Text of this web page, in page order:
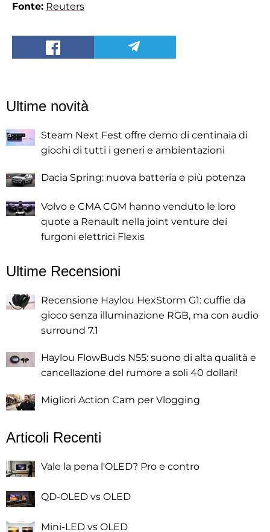
Fonte: Reuters
Ultime novità
Steam Next Fest offre demo di centinaia di
giochi di tutti i generi e ambientazioni
Dacia Spring: nuova batteria e più potenza
Volvo e CMA CGM hanno venduto le loro
quote a Renault nella joint venture dei
furgoni elettrici Flexis
Ultime Recensioni
Recensione Haylou HexStorm G1: cuffie da
gioco senza illuminazione RGB, ma con audio
surround 7.1
Haylou FlowBuds N55: suono di alta qualità e
cancellazione del rumore a soli 40 dollari!
Migliori Action Cam per Vlogging
Articoli Recenti
Vale la pena l'OLED? Pro e contro
QD-OLED vs OLED
Mini-LED vs OLED